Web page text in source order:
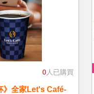
0人已購買
》全家Let's Café-